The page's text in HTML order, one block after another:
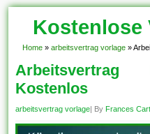
Kostenlose
Home » arbeitsvertrag vorlage »
Arbeitsvertrag
Kostenlos
arbeitsvertrag vorlage| By Frances